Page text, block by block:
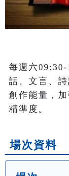
每週六
話、文言、
創作能量，
精準度。
場次資料